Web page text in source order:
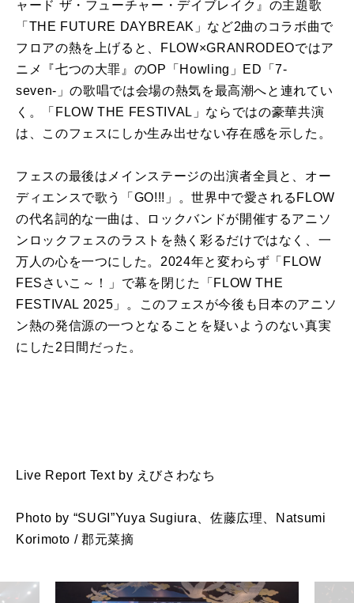
ャード ザ・フューチャー・デイブレイク』の主題歌
「THE FUTURE DAYBREAK」など2曲のコラボ曲で
フロアの熱を上げると、FLOW×GRANRODEOではア
ニメ『七つの大罪』のOP「Howling」ED「7-
seven-」の歌唱では会場の熱気を最高潮へと連れてい
く。「FLOW THE FESTIVAL」ならではの豪華共演
は、このフェスにしか生み出せない存在感を示した。
フェスの最後はメインステージの出演者全員と、オー
ディエンスで歌う「GO!!!」。世界中で愛されるFLOW
の代名詞的な一曲は、ロックバンドが開催するアニソ
ンロックフェスのラストを熱く彩るだけではなく、一
万人の心を一つにした。2024年と変わらず「FLOW
FESさいこ～！」で幕を閉じた「FLOW THE
FESTIVAL 2025」。このフェスが今後も日本のアニソ
ン熱の発信源の一つとなることを疑いようのない真実
にした2日間だった。
Live Report Text by えびさわなち
Photo by “SUGI”Yuya Sugiura、佐藤広理、Natsumi
Korimoto / 郡元菜摘